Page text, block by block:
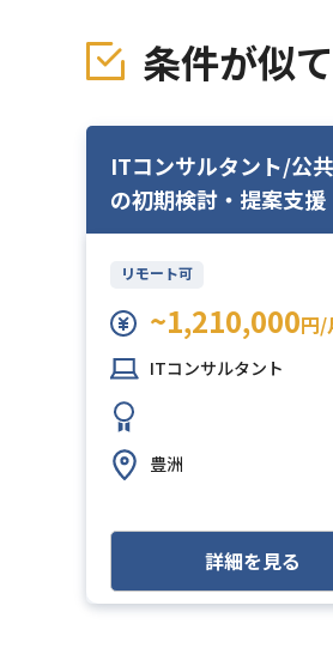
条件が似
ITコンサルタント/公
の初期検討・提案支援
リモート可
~1,210,000円/
ITコンサルタント
豊洲
詳細を見る